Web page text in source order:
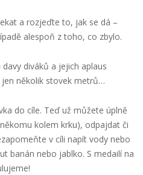
a rozjeďte to, jak se dá –
alespoň z toho, co zbylo.
diváků a jejich aplaus
několik stovek metrů…
do cíle. Teď už můžete úplně
kolem krku), odpajdat či
v cíli napít vody nebo
banán nebo jablko. S medailí na